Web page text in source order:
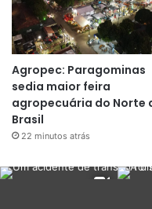
Agropec: Paragominas
sedia maior feira
agropecuária do Norte
Brasil
22 minutos atrás